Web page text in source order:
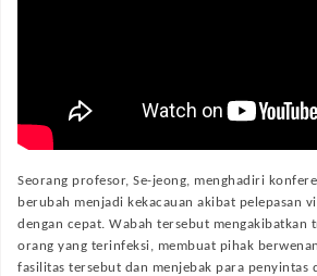
Seorang profesor, Se-jeong, menghadiri
berubah menjadi kekacauan akibat pelepasan
dengan cepat. Wabah tersebut mengakibatkan
orang yang terinfeksi, membuat pihak
fasilitas tersebut dan menjebak para penyintas